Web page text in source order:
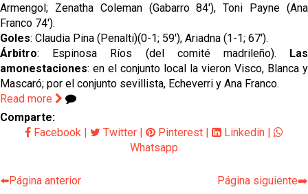
Armengol; Zenatha Coleman (Gabarro 84'), Toni Payne (Ana
Franco 74').
Goles: Claudia Pina (Penalti)(0-1; 59'), Ariadna (1-1; 67').
Árbitro: Espinosa Ríos (del comité madrileño). Las
amonestaciones: en el conjunto local la vieron Visco, Blanca y
Mascaró; por el conjunto sevillista, Echeverri y Ana Franco.
Read more
Comparte:
Facebook | Twitter | Pinterest | Linkedin |
Whatsapp
⬅️Página anterior Página siguiente➡️